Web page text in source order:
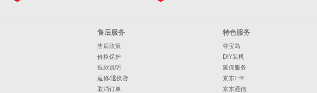
售后服务
售后政策
价格保护
退款说明
返修/退换货
取消订单
特色服务
夺宝岛
DIY装机
延保服务
京东E卡
京东通信